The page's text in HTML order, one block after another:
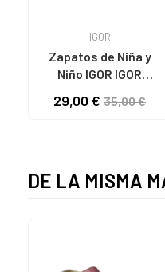
IGOR
Zapatos de Niña y
Niño IGOR IGOR
CONCEPT LONA 383
29,00 € 35,00 €
DE LA MISMA